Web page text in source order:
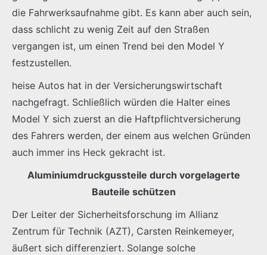
die Fahrwerksaufnahme gibt. Es kann aber auch sein,
dass schlicht zu wenig Zeit auf den Straßen
vergangen ist, um einen Trend bei den Model Y
festzustellen.
heise Autos hat in der Versicherungswirtschaft
nachgefragt. Schließlich würden die Halter eines
Model Y sich zuerst an die Haftpflichtversicherung
des Fahrers werden, der einem aus welchen Gründen
auch immer ins Heck gekracht ist.
Aluminiumdruckgussteile durch vorgelagerte
Bauteile schützen
Der Leiter der Sicherheitsforschung im Allianz
Zentrum für Technik (AZT), Carsten Reinkemeyer,
äußert sich differenziert. Solange solche